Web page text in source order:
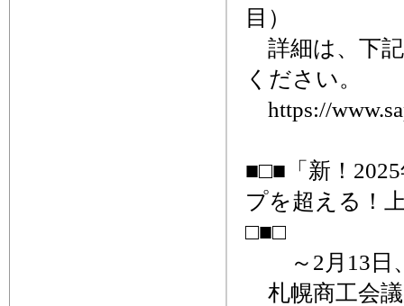
目）
詳細は、下
ください。
https://
■□■「新！
プを超える！
□■□
～2月13日、
札幌商工会議